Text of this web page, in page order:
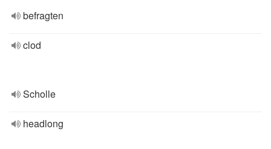
befragten
clod
Scholle
headlong